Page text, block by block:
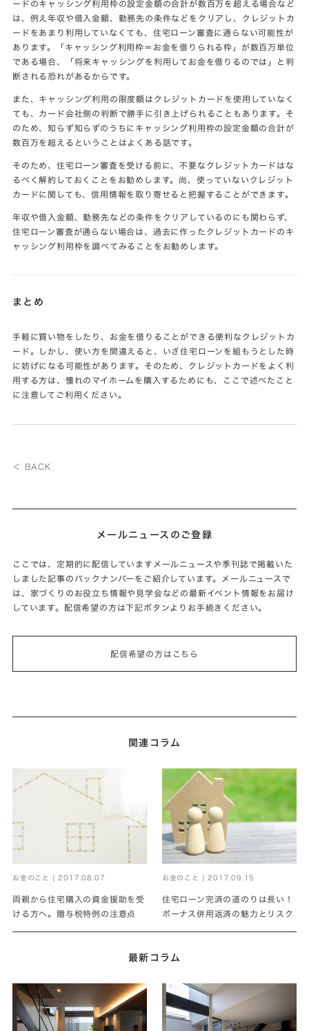
ードのキャッシング利用枠の設定金額の合計が数百万を超える場合など
は、例え年収や借入金額、勤務先の条件などをクリアし、クレジットカ
ードをあまり利用していなくても、住宅ローン審査に通らない可能性が
あります。「キャッシング利用枠＝お金を借りられる枠」が数百万単位
である場合、「将来キャッシングを利用してお金を借りるのでは」と判
断される恐れがあるからです。
また、キャッシング利用の限度額はクレジットカードを使用していなく
ても、カード会社側の判断で勝手に引き上げられることもあります。そ
のため、知らず知らずのうちにキャッシング利用枠の設定金額の合計が
数百万を超えるということはよくある話です。
そのため、住宅ローン審査を受ける前に、不要なクレジットカードはな
るべく解約しておくことをお勧めします。尚、使っていないクレジット
カードに関しても、信用情報を取り寄せると把握することができます。
年収や借入金額、勤務先などの条件をクリアしているのにも関わらず、
住宅ローン審査が通らない場合は、過去に作ったクレジットカードのキ
ャッシング利用枠を調べてみることをお勧めします。
まとめ
手軽に買い物をしたり、お金を借りることができる便利なクレジットカ
ード。しかし、使い方を間違えると、いざ住宅ローンを組もうとした時
に妨げになる可能性があります。そのため、クレジットカードをよく利
用する方は、憧れのマイホームを購入するためにも、ここで述べたこと
に注意してご利用ください。
＜ BACK
メールニュースのご登録
ここでは、定期的に配信していますメールニュースや季刊誌で掲載いた
しました記事のバックナンバーをご紹介しています。メールニュースで
は、家づくりのお役立ち情報や見学会などの最新イベント情報をお届け
しています。配信希望の方は下記ボタンよりお手続きください。
配信希望の方はこちら
関連コラム
お金のこと | 2017.08.07
両親から住宅購入の資金援助を受
ける方へ。贈与税特例の注意点
お金のこと | 2017.09.15
住宅ローン完済の道のりは長い！
ボーナス併用返済の魅力とリスク
最新コラム